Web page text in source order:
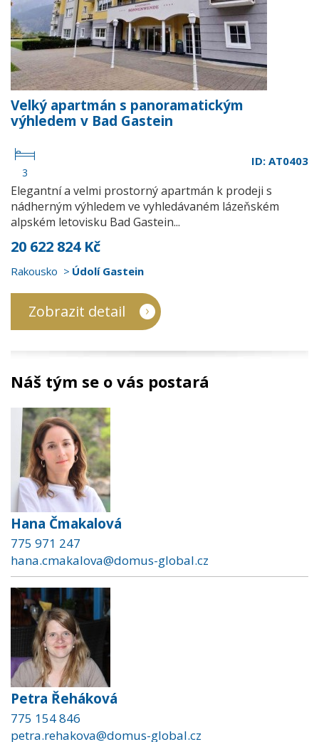
Velký apartmán s panoramatickým
výhledem v Bad Gastein
3
ID: AT0403
Elegantní a velmi prostorný apartmán k prodeji s
nádherným výhledem ve vyhledávaném lázeňském
alpském letovisku Bad Gastein...
20 622 824 Kč
Rakousko Údolí Gastein
Zobrazit detail
Náš tým se o vás postará
Hana Čmakalová
775 971 247
hana.cmakalova@domus-global.cz
Petra Řeháková
775 154 846
petra.rehakova@domus-global.cz